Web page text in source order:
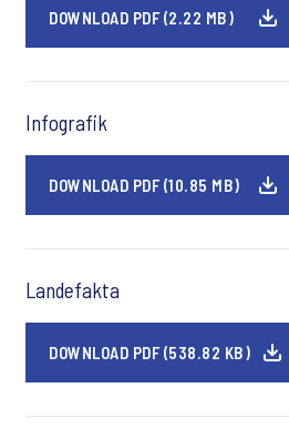
DOWNLOAD PDF (2.22 MB)
Infografik
DOWNLOAD PDF (10.85 MB)
Landefakta
DOWNLOAD PDF (538.82 KB)